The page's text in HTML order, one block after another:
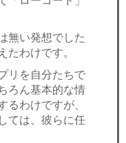
無い発想でした
わけです。
リを自分たちで
ろん基本的な情
わけですが、
ては、彼らに任